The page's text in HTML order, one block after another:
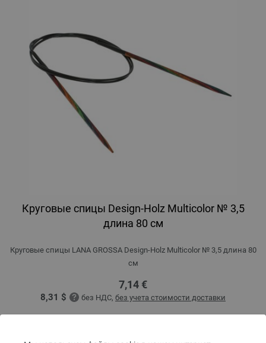
Круговые спицы Design-Holz Multicolor № 3,5
длина 80 см
Круговые спицы LANA GROSSA Design-Holz Multicolor № 3,5 длина 80
см
7,14 €
8,31 $ без НДС, без учета стоимости доставки